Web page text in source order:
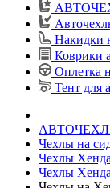
Накидки
Коврики
Оплетка
Тент для
Чехлы на
Чехлы
Чехлы